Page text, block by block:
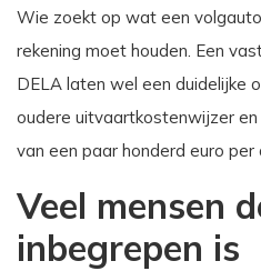
Wie zoekt op wat een
rekening moet houden. Een
DELA laten wel een duidelijke
oudere uitvaartkostenwijzer
van een paar honderd euro
Veel mensen
inbegrepen is